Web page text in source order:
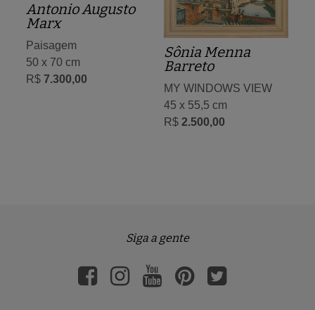
Antonio Augusto
Marx
Paisagem
50 x 70 cm
R$ 7.300,00
Sônia Menna
Barreto
MY WINDOWS VIEW
45 x 55,5 cm
R$ 2.500,00
Siga a gente